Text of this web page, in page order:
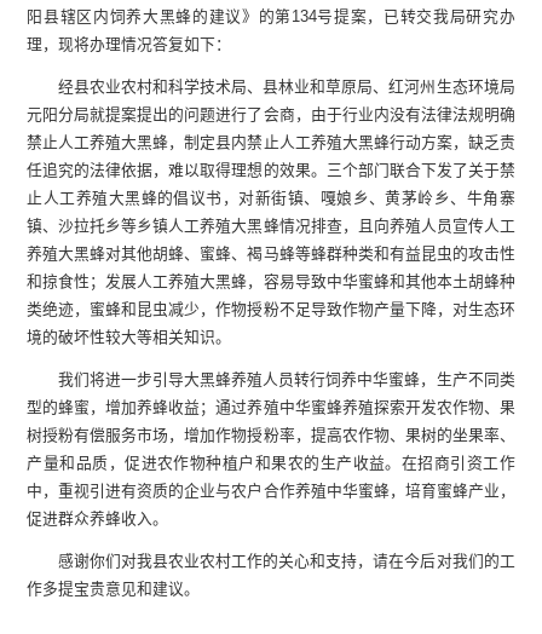
阳县辖区内饲养大黑蜂的建议》的第134号提案，已转交我局研究办
理，现将办理情况答复如下：
经县农业农村和科学技术局、县林业和草原局、红河州生态环境局
元阳分局就提案提出的问题进行了会商，由于行业内没有法律法规明确
禁止人工养殖大黑蜂，制定县内禁止人工养殖大黑蜂行动方案，缺乏责
任追究的法律依据，难以取得理想的效果。三个部门联合下发了关于禁
止人工养殖大黑蜂的倡议书，对新街镇、嘎娘乡、黄茅岭乡、牛角寨
镇、沙拉托乡等乡镇人工养殖大黑蜂情况排查，且向养殖人员宣传人工
养殖大黑蜂对其他胡蜂、蜜蜂、褐马蜂等蜂群种类和有益昆虫的攻击性
和掠食性；发展人工养殖大黑蜂，容易导致中华蜜蜂和其他本土胡蜂种
类绝迹，蜜蜂和昆虫减少，作物授粉不足导致作物产量下降，对生态环
境的破坏性较大等相关知识。
我们将进一步引导大黑蜂养殖人员转行饲养中华蜜蜂，生产不同类
型的蜂蜜，增加养蜂收益；通过养殖中华蜜蜂养殖探索开发农作物、果
树授粉有偿服务市场，增加作物授粉率，提高农作物、果树的坐果率、
产量和品质，促进农作物种植户和果农的生产收益。在招商引资工作
中，重视引进有资质的企业与农户合作养殖中华蜜蜂，培育蜜蜂产业，
促进群众养蜂收入。
感谢你们对我县农业农村工作的关心和支持，请在今后对我们的工
作多提宝贵意见和建议。